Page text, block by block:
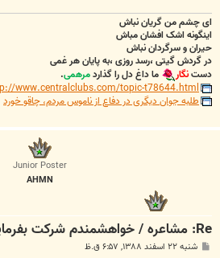
ای چشم من گریان نباش
اینگونه اشک افشان مباش
حیران و سرگردان نباش
در گردش گیتی ،رسد روزی ،به پایان هر غمی
دستنگار ما داغ دل را گذاردمرهمی.
www.centralclubs.com/topic-t78644.html
طلبه جوان دیگری در دفاع از ناموس مردم، چاقو خورد
Junior Poster
AHMN
Re: مشاعره / خواهشمندم شرکت بفرماييد.
پ شنبه ۲۲ اسفند ۱۳۸۸, ۶:۵۷ ق.ظ